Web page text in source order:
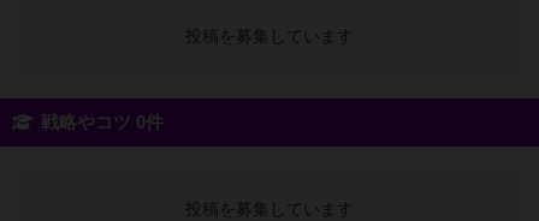
投稿を募集しています
戦略やコツ 0件
投稿を募集しています